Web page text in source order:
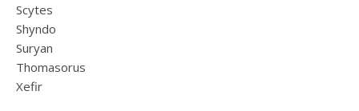
Scytes
Shyndo
Suryan
Thomasorus
Xefir